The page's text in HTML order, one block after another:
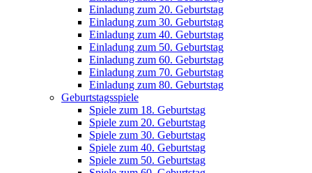
Einladung zum 20. Geburtstag
Einladung zum 30. Geburtstag
Einladung zum 40. Geburtstag
Einladung zum 50. Geburtstag
Einladung zum 60. Geburtstag
Einladung zum 70. Geburtstag
Einladung zum 80. Geburtstag
Geburtstagsspiele
Spiele zum 18. Geburtstag
Spiele zum 20. Geburtstag
Spiele zum 30. Geburtstag
Spiele zum 40. Geburtstag
Spiele zum 50. Geburtstag